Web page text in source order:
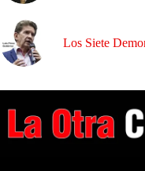
Los Siete